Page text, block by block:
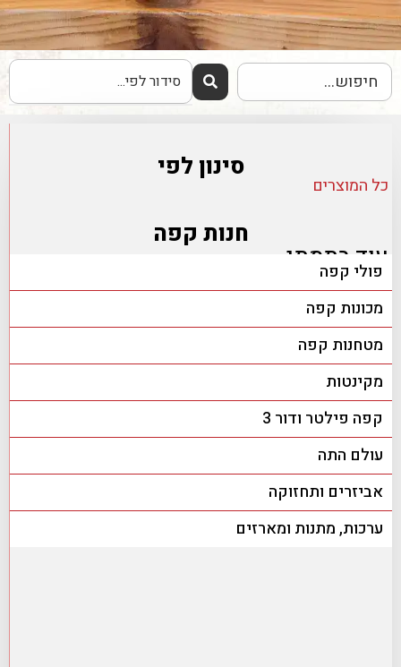
סינון לפי
כל המוצרים
חנות קפה
פולי קפה
מכונות קפה
מטחנות קפה
מקינטות
קפה פילטר ודור 3
עולם התה
אביזרים ותחזוקה
ערכות, מתנות ומארזים
עוד בתמתי